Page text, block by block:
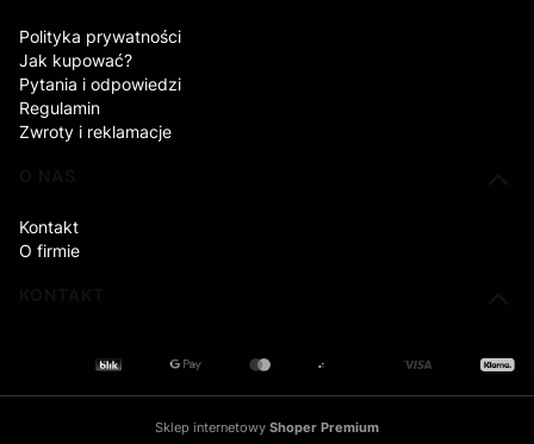
Polityka prywatności
Jak kupować?
Pytania i odpowiedzi
Regulamin
Zwroty i reklamacje
Kontakt
O firmie
Sklep internetowy Shoper Premium